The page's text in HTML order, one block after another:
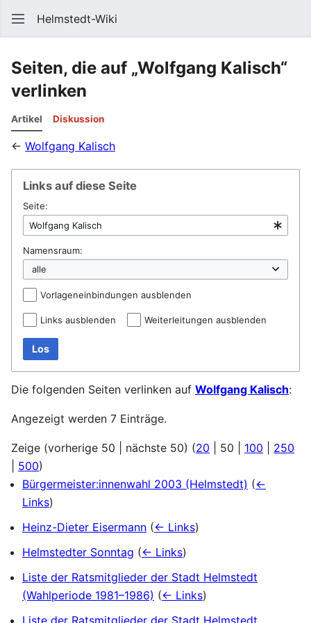
Helmstedt-Wiki
Seiten, die auf „Wolfgang Kalisch“
verlinken
Artikel Diskussion
← Wolfgang Kalisch
Links auf diese Seite
Seite:
Namensraum:
Vorlageneinbindungen ausblenden
Links ausblenden Weiterleitungen ausblenden
Los
Die folgenden Seiten verlinken auf Wolfgang Kalisch:
Angezeigt werden 7 Einträge.
Zeige (vorherige 50 nächste 50) (20 50 100
250
500)
Bürgermeister:innenwahl 2003 (Helmstedt) (←
Links)
Heinz-Dieter Eisermann (← Links)
Helmstedter Sonntag (← Links)
Liste der Ratsmitglieder der Stadt Helmstedt
(Wahlperiode 1981–1986) (← Links)